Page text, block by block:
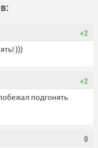
+2
)))
+2
подгонять
0